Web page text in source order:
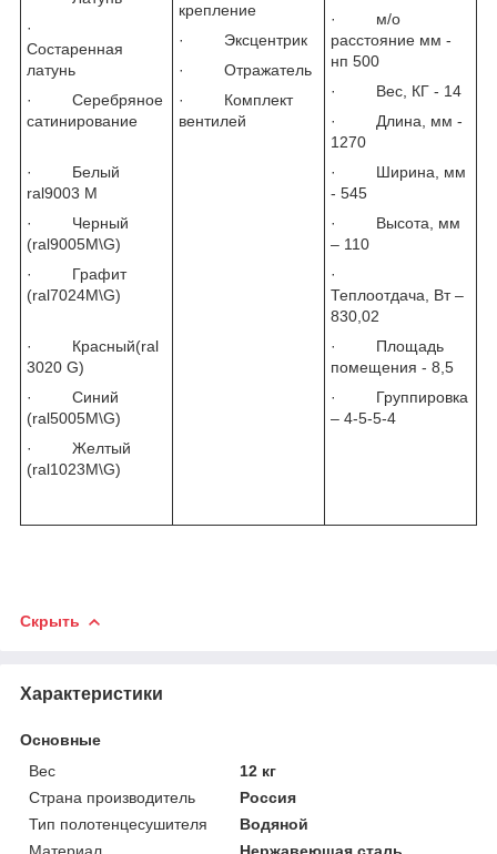
·
Состаренная
латунь
· Серебряное
сатинирование
· Белый
ral9003 М
· Черный
(ral9005M\G)
· Графит
(ral7024M\G)
· Красный(ral
3020 G)
· Синий
(ral5005M\G)
· Желтый
(ral1023M\G)
крепление
· Эксцентрик
· Отражатель
· Комплект
вентилей
· м/о
расстояние мм -
нп 500
· Вес, КГ - 14
· Длина, мм -
1270
· Ширина, мм
- 545
· Высота, мм
– 110
·
Теплоотдача, Вт –
830,02
· Площадь
помещения - 8,5
· Группировка
– 4-5-5-4
Скрыть
Характеристики
Основные
Вес
12 кг
Страна производитель
Россия
Тип полотенцесушителя
Водяной
Материал
Нержавеющая сталь